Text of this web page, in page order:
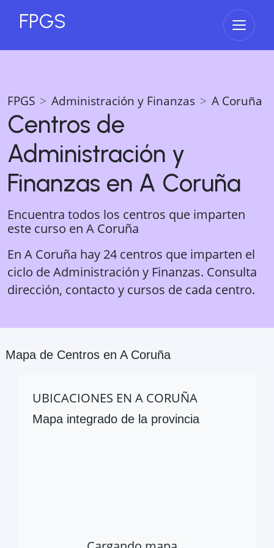
FPGS Abrir
FPGS Administración y Finanzas A Coruña
Centros de
Administración y
Finanzas en A Coruña
Encuentra todos los centros que imparten
este curso en A Coruña
En A Coruña hay 24 centros que imparten el
ciclo de Administración y Finanzas. Consulta
dirección, contacto y cursos de cada centro.
Mapa de Centros en A Coruña
UBICACIONES EN A CORUÑA
Mapa integrado de la provincia